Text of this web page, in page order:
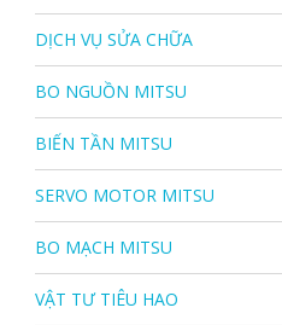
DỊCH VỤ SỬA CHỮA
BO NGUỒN MITSU
BIẾN TẦN MITSU
SERVO MOTOR MITSU
BO MẠCH MITSU
VẬT TƯ TIÊU HAO